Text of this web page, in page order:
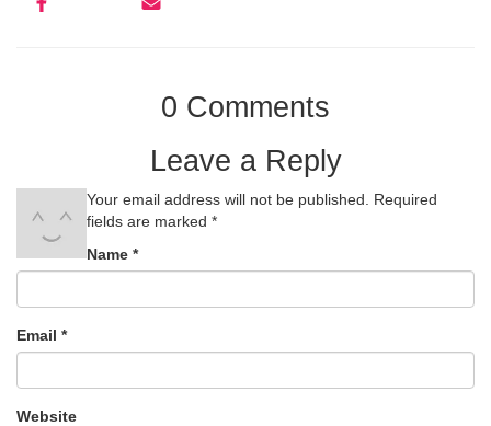
0 Comments
Leave a Reply
Your email address will not be published.
Required
fields are marked *
Name *
Email *
Website